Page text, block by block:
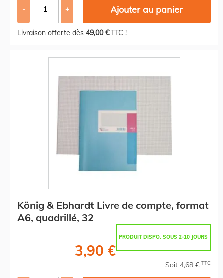
- + Ajouter au panier
Livraison offerte dès 49,00 €TTC !
König & Ebhardt Livre de compte, format
A6, quadrillé, 32
PRODUIT DISPO. SOUS 2-10 JOURS
3,90 €
Soit 4,68 € TTC